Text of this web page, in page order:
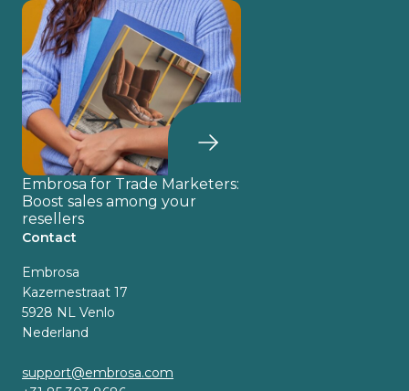
Embrosa for Trade Marketers:
Boost sales among your
resellers
Contact
Embrosa
Kazernestraat 17
5928 NL Venlo
Nederland
support@embrosa.com